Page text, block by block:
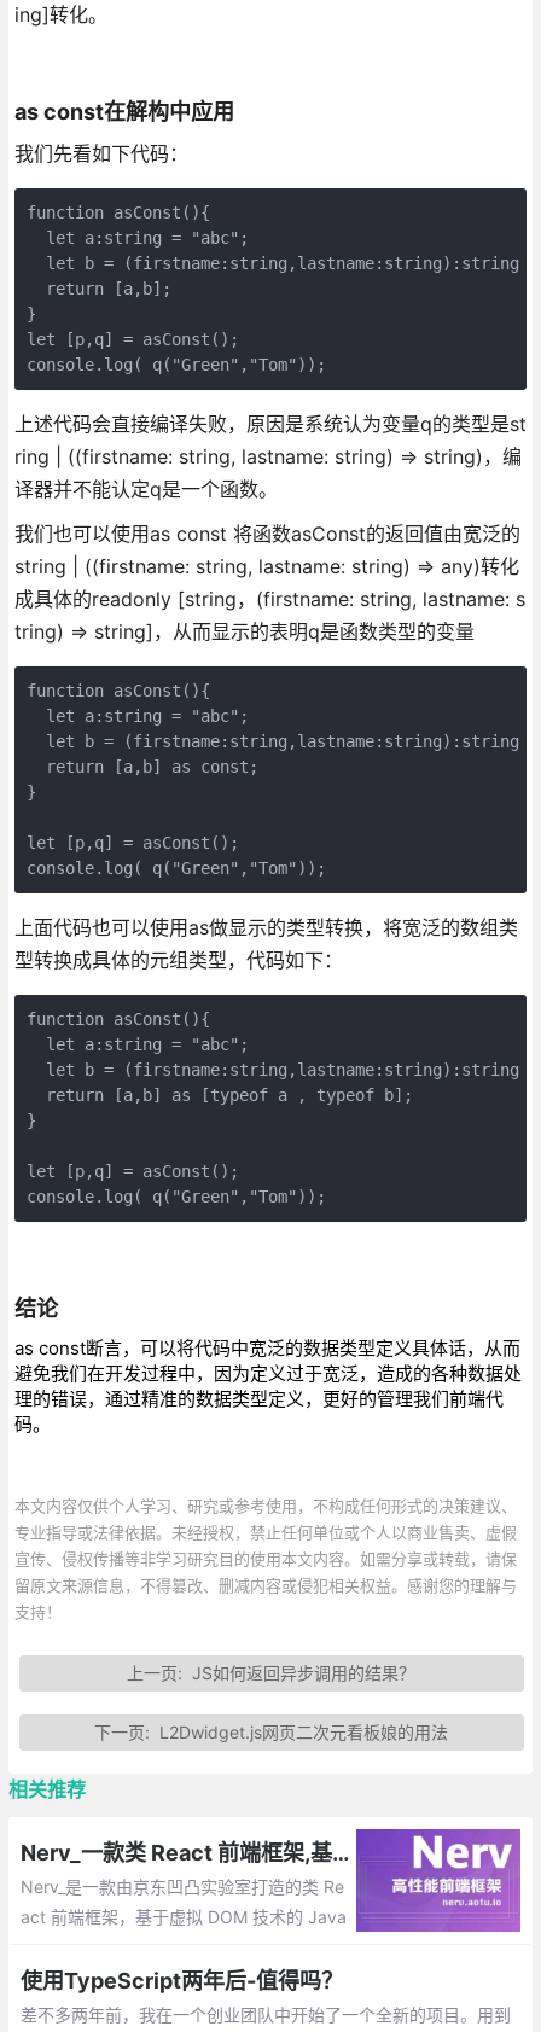
ing]转化。
as const在解构中应用
我们先看如下代码：
function asConst(){
  let a:string = "abc";
let b = (firstname:string,lastname:string):string
  return [a,b];
}
let [p,q] = asConst();
console.log( q("Green","Tom"));
上述代码会直接编译失败，原因是系统认为变量q的类型是st
ring | ((firstname: string, lastname: string) => string)，编
译器并不能认定q是一个函数。
我们也可以使用as const 将函数asConst的返回值由宽泛的
string | ((firstname: string, lastname: string) => any)转化
成具体的readonly [string，(firstname: string, lastname: s
tring) => string]，从而显示的表明q是函数类型的变量
function asConst(){
  let a:string = "abc";
let b = (firstname:string,lastname:string):string
  return [a,b] as const;
}
let [p,q] = asConst();
console.log( q("Green","Tom"));
上面代码也可以使用as做显示的类型转换，将宽泛的数组类
型转换成具体的元组类型，代码如下：
function asConst(){
  let a:string = "abc";
let b = (firstname:string,lastname:string):string
  return [a,b] as [typeof a , typeof b];
}
let [p,q] = asConst();
console.log( q("Green","Tom"));
结论
as const断言，可以将代码中宽泛的数据类型定义具体话，从而
避免我们在开发过程中，因为定义过于宽泛，造成的各种数据处
理的错误，通过精准的数据类型定义，更好的管理我们前端代
码。
本文内容仅供个人学习、研究或参考使用，不构成任何形式的决策建议、
专业指导或法律依据。未经授权，禁止任何单位或个人以商业售卖、虚假
宣传、侵权传播等非学习研究目的使用本文内容。如需分享或转载，请保
留原文来源信息，不得篡改、删减内容或侵犯相关权益。感谢您的理解与
支持！
上一页:JS如何返回异步调用的结果？
下一页: L2Dwidget.js网页二次元看板娘的用法
相关推荐
Nerv_一款类 React 前端框架,基于虚拟 DOM 技术的 JavaScript(TypeScript) 库
Nerv_是一款由京东凹凸实验室打造的类 Re
act 前端框架，基于虚拟 DOM 技术的 Java
准，提供了与 React 16 一致的使用方式与
API。
使用TypeScript两年后-值得吗？
差不多两年前，我在一个创业团队中开始了一个全新的项目。用到